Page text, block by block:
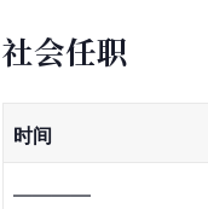
社会任职
时间
————